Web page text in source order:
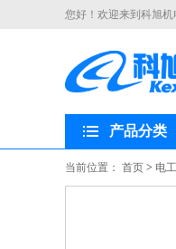
您好！欢迎来到科旭
产品分类
当前位置： 首页 > 电